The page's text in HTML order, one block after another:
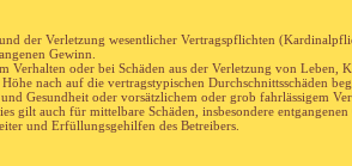
der Verletzung wesentlicher Vertragspflichten
Gewinn.
Verhalten oder bei Schäden aus der Verletzung von
nach auf die vertragstypischen Durchschnittsschäden
Gesundheit oder vorsätzlichem oder grob fahrlässigem
gilt auch für mittelbare Schäden, insbesondere entgangenen
und Erfüllungsgehilfen des Betreibers.